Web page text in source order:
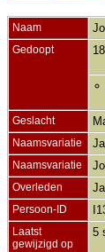
Naam
Gedoopt
Geslacht
Naamsvariatie
Naamsvariatie
Overleden
Persoon-ID
Laatst
gewijzigd op
5